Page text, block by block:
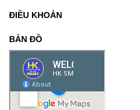
ĐIỀU KHOẢN
BẢN ĐỒ